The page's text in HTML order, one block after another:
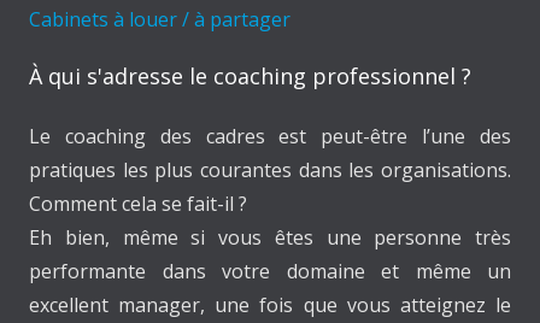
Cabinets à louer / à partager
À qui s'adresse le coaching professionnel ?
Le coaching des cadres est peut-être l’une des
pratiques les plus courantes dans les organisations.
Comment cela se fait-il ?
Eh bien, même si vous êtes une personne très
performante dans votre domaine et même un
excellent manager, une fois que vous atteignez le